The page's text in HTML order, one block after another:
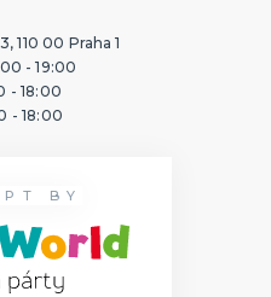
110 00 Praha 1
- 19:00
- 18:00
- 18:00
BY